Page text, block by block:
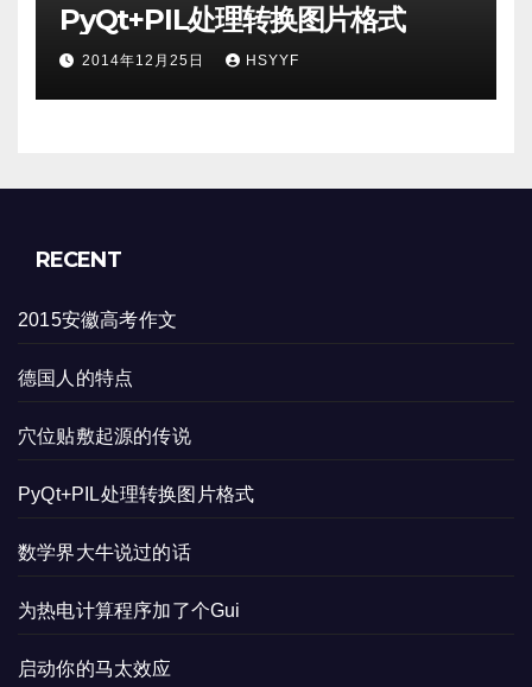
PyQt+PIL处理转换图片格式
2014年12月25日 HSYYF
RECENT
2015安徽高考作文
德国人的特点
穴位贴敷起源的传说
PyQt+PIL处理转换图片格式
数学界大牛说过的话
为热电计算程序加了个Gui
启动你的马太效应